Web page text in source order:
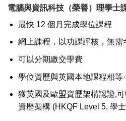
電腦與資訊科技（榮譽）理學士
最快 12 個月完成學位課程
網上課程，以功課評核，無需
可以分期繳交學費
學位資歷與英國本地課程相等
獲英國及歐盟資歷架構認證,
資歷架構 (HKQF Level 5, 學